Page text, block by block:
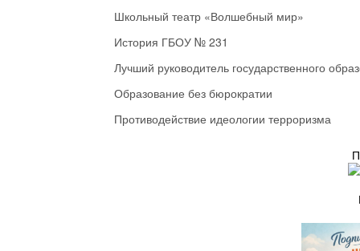
Школьный театр «Волшебный мир»
История ГБОУ № 231
Лучший руководитель государственного
Образование без бюрократии
Противодействие идеологии терроризма